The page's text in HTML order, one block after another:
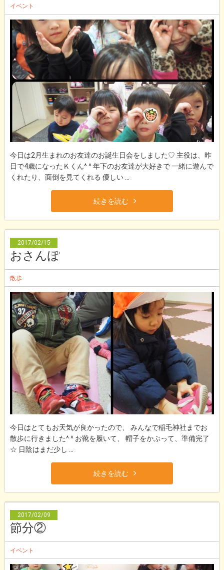
イベント
今日は2月生まれのお友達のお誕生日会をしました♡ 主役は、昨
日で4歳になったＫくん^ ^ 年下のお友達が大好きで 一緒に遊んで
くれたり、面倒を見てくれる 優しい ...
続きを読む
2017/02/15
おさんぽ
散歩
今日はとてもお天気が良かったので、 みんなで稲毛神社までお
散歩に行きました^ ^ お靴を履いて、 帽子をかぶって、準備完了
☆ 日陰はまだ少し ...
続きを読む
2017/02/09
節分②
イベント